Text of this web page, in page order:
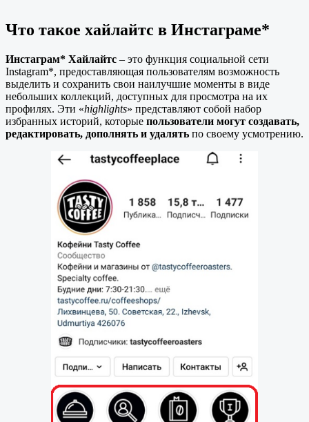
Что такое хайлайтс в Инстаграме*
Инстаграм* Хайлайтс – это функция социальной сети
Instagram*, предоставляющая пользователям возможность
выделить и сохранить свои наилучшие моменты в виде
небольших коллекций, доступных для просмотра на их
профилях. Эти «highlights» представляют собой набор
избранных историй, которые пользователи могут создавать,
редактировать, дополнять и удалять по своему усмотрению.